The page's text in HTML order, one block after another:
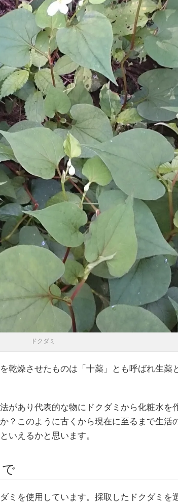
ドクダミ
乾燥させたものは「十薬」とも呼ばれ生薬
があり代表的な物にドクダミから化粧水を
？このように古くから現在に至るまで生活
いえるかと思います。
ミを使用しています。採取したドクダミを